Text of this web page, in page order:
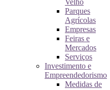
Velho
Parques
Agrícolas
Empresas
Feiras e
Mercados
Serviços
Investimento e
Empreendedorismo
Medidas de